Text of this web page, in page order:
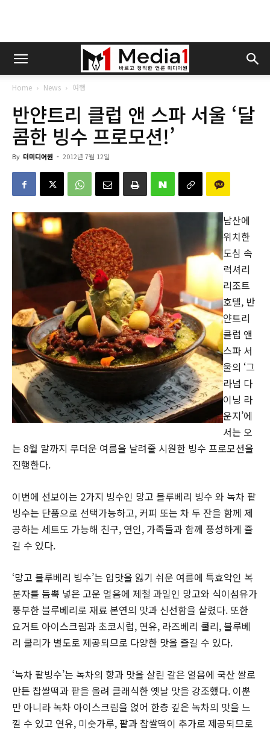
Home News 여행
반얀트리 클럽 앤 스파 서울 ‘달
콤한 빙수 프로모션!’
By 더미디어원 - 2012년 7월 12일
남산에
위치한
도심 속
럭셔리
리조트
호텔, 반
얀트리
클럽 앤
스파 서
울의 ‘그
라넘 다
이닝 라
운지’에
서는 오
는 8월 말까지 무더운 여름을 날려줄 시원한 빙수 프로모션을
진행한다.
이번에 선보이는 2가지 빙수인 망고 블루베리 빙수 와 녹차 팥
빙수는 단품으로 선택가능하고, 커피 또는 차 두 잔을 함께 제
공하는 세트도 가능해 친구, 연인, 가족들과 함께 풍성하게 즐
길 수 있다.
‘망고 블루베리 빙수’는 입맛을 잃기 쉬운 여름에 특효약인 복
분자를 듬뿍 넣은 고운 얼음에 제철 과일인 망고와 식이섬유가
풍부한 블루베리로 재료 본연의 맛과 신선함을 살렸다. 또한
요거트 아이스크림과 초코시럽, 연유, 라즈베리 쿨리, 블루베
리 쿨리가 별도로 제공되므로 다양한 맛을 즐길 수 있다.
‘녹차 팥빙수’는 녹차의 향과 맛을 살린 갈은 얼음에 국산 쌀로
만든 찹쌀떡과 팥을 올려 클래식한 옛날 맛을 강조했다. 이뿐
만 아니라 녹차 아이스크림을 얹어 한층 깊은 녹차의 맛을 느
낄 수 있고 연유, 미숫가루, 팥과 찹쌀떡이 추가로 제공되므로